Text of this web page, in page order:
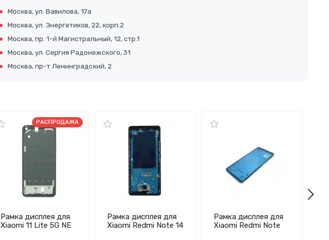
Москва, ул. Вавилова, 17а
Москва, ул. Энергетиков, 22, корп.2
Москва, пр. 1-й Магистральный, 12, стр.1
Москва, ул. Сергия Радонежского, 31
Москва, пр-т Ленинградский, 2
Рамка дисплея для
Xiaomi 11 Lite 5G NE
РАСПРОДАЖА
Рамка дисплея для
Xiaomi Redmi Note 14
Рамка дисплея для
Xiaomi Redmi Note